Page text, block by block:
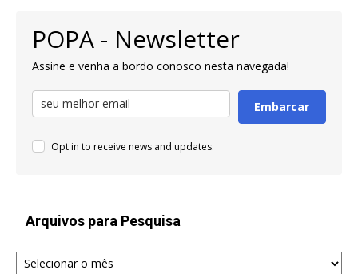
POPA - Newsletter
Assine e venha a bordo conosco nesta navegada!
Embarcar
Opt in to receive news and updates.
Arquivos para Pesquisa
Arquivos
para